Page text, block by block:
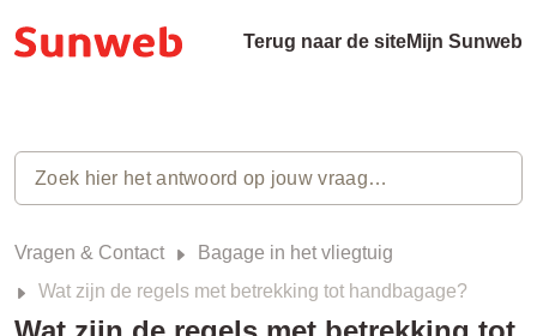
Terug naar de siteMijn Sunweb
Vragen & Contact
Bagage in het vliegtuig
Wat zijn de regels met betrekking tot handbagage?